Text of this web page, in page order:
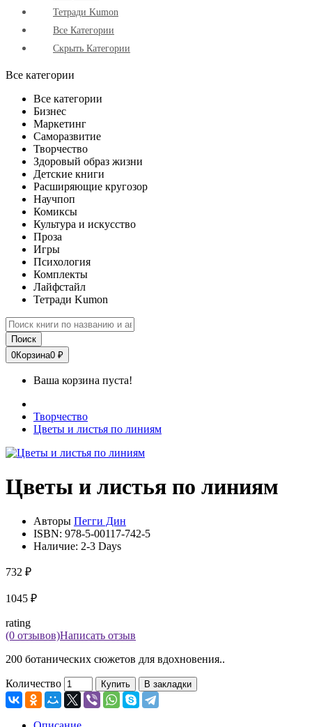
Тетради Kumon
Все Категории
Скрыть Категории
Все категории
Все категории
Бизнес
Маркетинг
Саморазвитие
Творчество
Здоровый образ жизни
Детские книги
Расширяющие кругозор
Научпоп
Комиксы
Культура и искусство
Проза
Игры
Психология
Комплекты
Лайфстайл
Тетради Kumon
Поиск
0Корзина0 ₽
Ваша корзина пуста!
Творчество
Цветы и листья по линиям
Цветы и листья по линиям
Авторы Пегги Дин
ISBN: 978-5-00117-742-5
Наличие: 2-3 Days
732 ₽
1045 ₽
rating
(0 отзывов)Написать отзыв
200 ботанических сюжетов для вдохновения..
Количество Купить В закладки